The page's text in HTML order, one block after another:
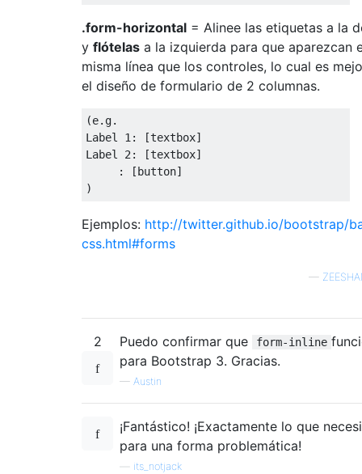
.form-horizontal = Alinee las etiquetas a la
y flótelas a la izquierda para que aparezcan
misma línea que los controles, lo cual es
el diseño de formulario de 2 columnas.
(e. g.
Label
1 : [textbox]
Label
2 : [textbox]
:
[ button]
)
Ejemplos: http://twitter.github.io/bootstrap/
css.html#forms
—
2 Puedo confirmar que form-inline
para Bootstrap 3. Gracias.
— Austin
¡Fantástico! ¡Exactamente lo que
para una forma problemática!
its_notjack